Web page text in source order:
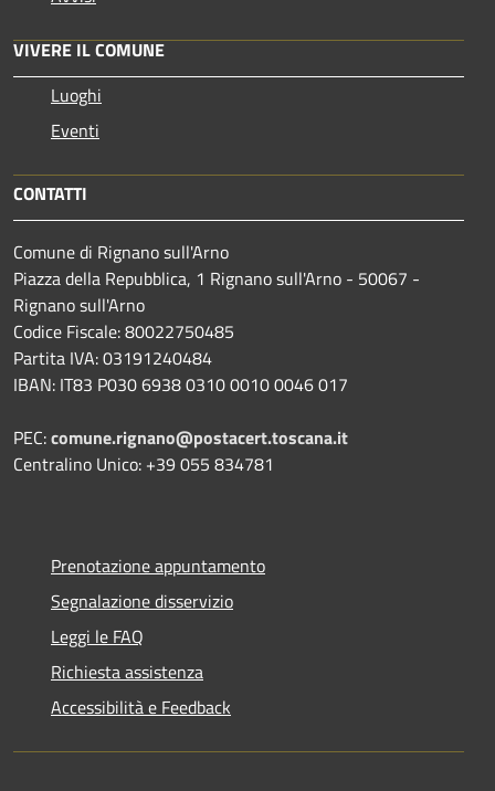
VIVERE IL COMUNE
Luoghi
Eventi
CONTATTI
Comune di Rignano sull'Arno
Piazza della Repubblica, 1 Rignano sull'Arno - 50067 -
Rignano sull'Arno
Codice Fiscale: 80022750485
Partita IVA: 03191240484
IBAN: IT83 P030 6938 0310 0010 0046 017
PEC:comune.rignano@postacert.toscana.it
Centralino Unico: +39 055 834781
Prenotazione appuntamento
Segnalazione disservizio
Leggi le FAQ
Richiesta assistenza
Accessibilità e Feedback